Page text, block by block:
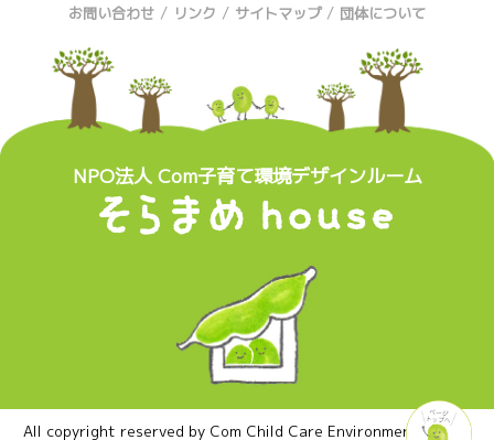
お問い合わせ / リンク / サイトマップ / 団体について
NPO法人 Com子育て環境デザインルーム
All copyright reserved by Com Child Care Environment Design